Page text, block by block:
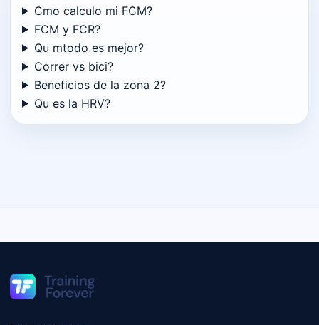
Cmo calculo mi FCM?
FCM y FCR?
Qu mtodo es mejor?
Correr vs bici?
Beneficios de la zona 2?
Qu es la HRV?